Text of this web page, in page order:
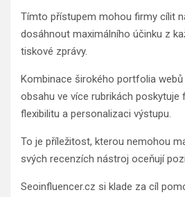
Tímto přístupem mohou firmy cílit
dosáhnout maximálního účinku z
tiskové zprávy.
Kombinace širokého portfolia
obsahu ve více rubrikách poskytuje
flexibilitu a personalizaci výstupu.
To je příležitost, kterou nemohou
svých recenzích nástroj oceňují
Seoinfluencer.cz si klade za cíl